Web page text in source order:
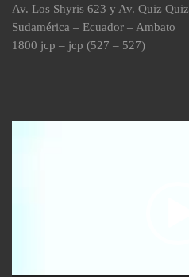
Av. Los Shyris 623 y Av. Quiz Quiz
Sudamérica – Ecuador – Ambato
1800 jcp – jcp (527 – 527)